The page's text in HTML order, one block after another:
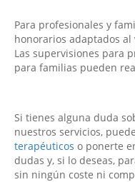
Para profesionales y
honorarios adaptados
Las supervisiones para
para familias pueden
Si tienes alguna duda
nuestros servicios,
terapéuticos o ponerte
dudas y, si lo deseas,
sin ningún coste ni